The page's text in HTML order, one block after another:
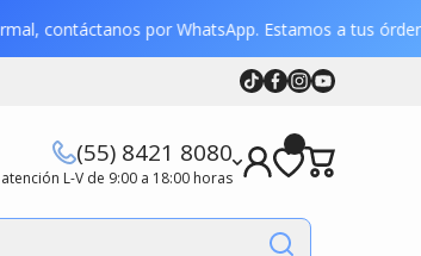
contáctanos por WhatsApp. Estamos a tus
TiktokFacebook
Instagram
Youtube
Youtube
(55) 8421 8080
L-V de 9:00 a 18:00 horas